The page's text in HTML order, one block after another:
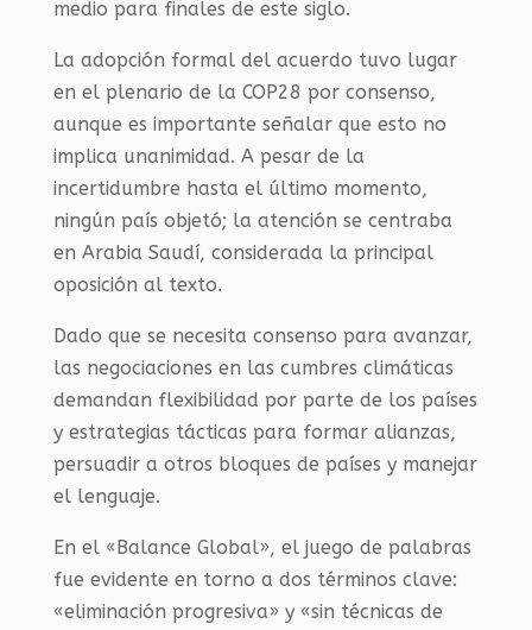
medio para finales de este siglo.
La adopción formal del acuerdo tuvo lugar
en el plenario de la COP28 por consenso,
aunque es importante señalar que esto no
implica unanimidad. A pesar de la
incertidumbre hasta el último momento,
ningún país objetó; la atención se centraba
en Arabia Saudí, considerada la principal
oposición al texto.
Dado que se necesita consenso para avanzar,
las negociaciones en las cumbres climáticas
demandan flexibilidad por parte de los países
y estrategias tácticas para formar alianzas,
persuadir a otros bloques de países y manejar
el lenguaje.
En el «Balance Global», el juego de palabras
fue evidente en torno a dos términos clave:
«eliminación progresiva» y «sin técnicas de